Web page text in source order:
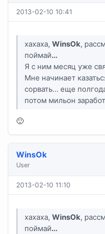
2013-02-10 10:41
хахаха,WinsOk,
поймай...
Я с ним месяц уже
Мне начинает
сорвать... еще
потом мильон
🙂
WinsOk
User
2013-02-10 11:10
хахаха,WinsOk,
поймай...